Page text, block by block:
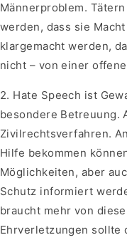
Männerproblem.
werden, dass sie
klargemacht werden,
nicht – von einer
2. Hate Speech ist
besondere Betreuung.
Zivilrechtsverfahren.
Hilfe bekommen
Möglichkeiten, aber
Schutz informiert
braucht mehr von
Ehrverletzungen sollte